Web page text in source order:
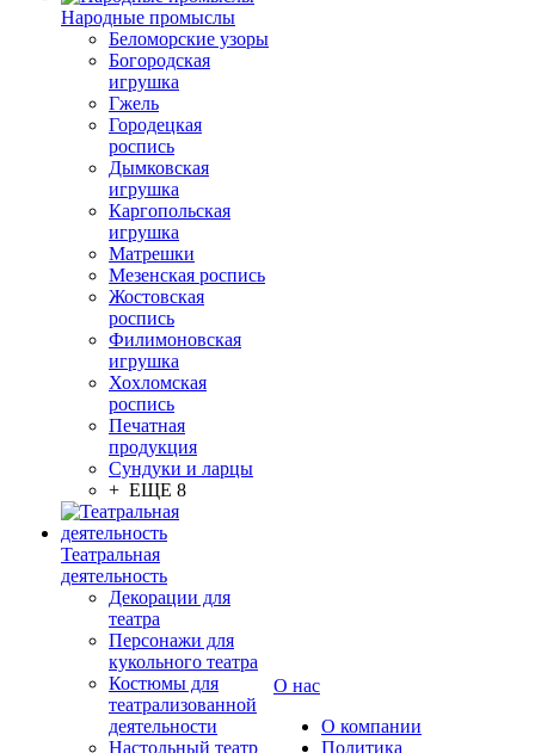
Народные промыслы
Беломорские узоры
Богородская
игрушка
Гжель
Городецкая
роспись
Дымковская
игрушка
Каргопольская
игрушка
Матрешки
Мезенская роспись
Жостовская
роспись
Филимоновская
игрушка
Хохломская
роспись
Печатная
продукция
Сундуки и ларцы
+ ЕЩЕ 8
Театральная
деятельность
Декорации для
театра
Персонажи для
кукольного театра
Костюмы для
театрализованной
деятельности
Настольный театр
О нас
О компании
Политика